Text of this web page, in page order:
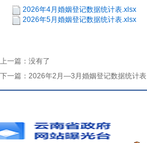
2026年4月婚姻登记数据统计表.xlsx
2026年5月婚姻登记数据统计表.xlsx
上一篇： 没有了
下一篇： 2026年2月—3月婚姻登记数据统计表